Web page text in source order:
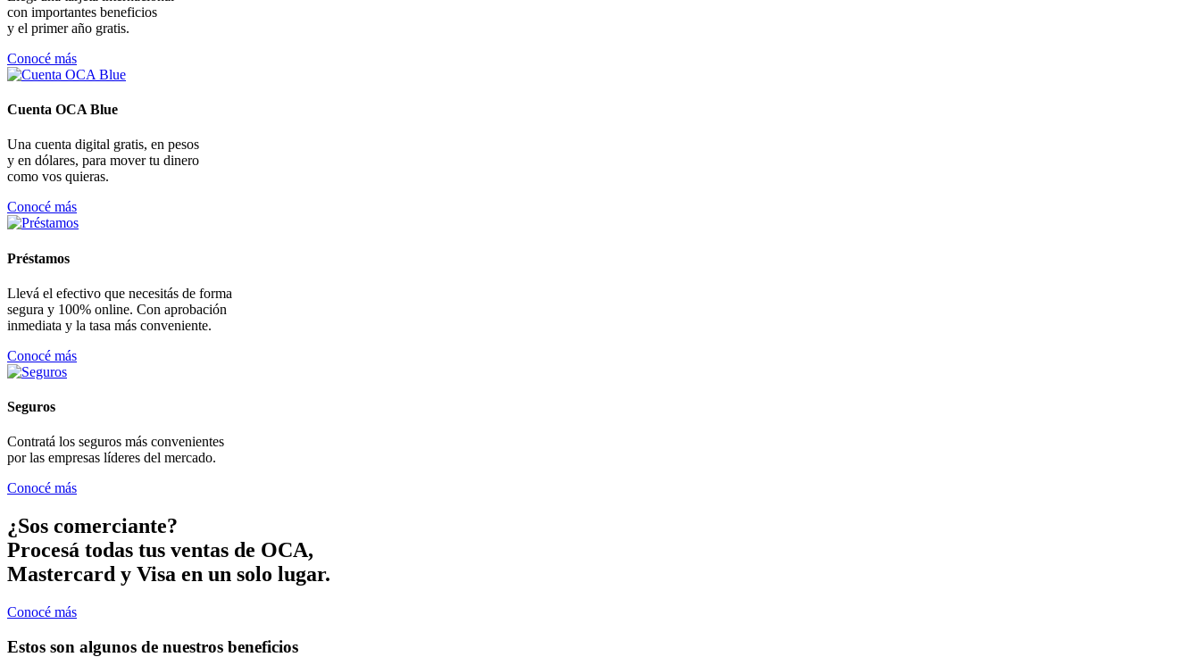
con importantes beneficios
y el primer año gratis.
Conocé más
Cuenta OCA Blue
Una cuenta digital gratis, en pesos
y en dólares, para mover tu dinero
como vos quieras.
Conocé más
Préstamos
Llevá el efectivo que necesitás de forma
segura y 100% online. Con aprobación
inmediata y la tasa más conveniente.
Conocé más
Seguros
Contratá los seguros más convenientes
por las empresas líderes del mercado.
Conocé más
¿Sos comerciante?
Procesá todas tus ventas de OCA,
Mastercard y Visa en un solo lugar.
Conocé más
Estos son algunos de nuestros beneficios